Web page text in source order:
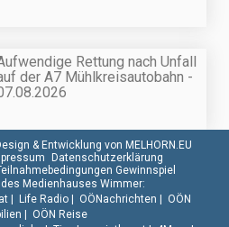
Rettung nach Unfall
der A7 Mühlkreisautobahn -
& Entwicklung von MELHORN.EU
Datenschutzerklärung
Gewinnspiel
Medienhauses Wimmer:
| Life Radio| OÖNachrichten
OÖN
OÖN Reise